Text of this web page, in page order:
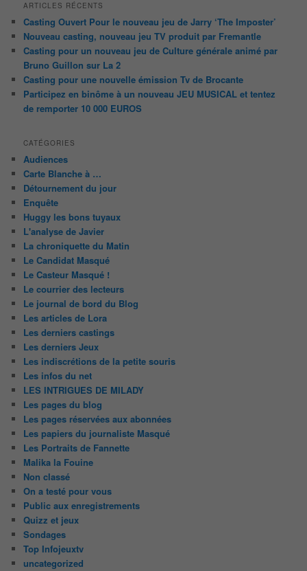
ARTICLES RÉCENTS
Casting Ouvert Pour le nouveau jeu de Jarry ‘The Imposter’
Nouveau casting, nouveau jeu TV produit par Fremantle
Casting pour un nouveau jeu de Culture générale animé par
Bruno Guillon sur La 2
Casting pour une nouvelle émission Tv de Brocante
Participez en binôme à un nouveau JEU MUSICAL et tentez
de remporter 10 000 EUROS
CATÉGORIES
Audiences
Carte Blanche à …
Détournement du jour
Enquête
Huggy les bons tuyaux
L'analyse de Javier
La chroniquette du Matin
Le Candidat Masqué
Le Casteur Masqué !
Le courrier des lecteurs
Le journal de bord du Blog
Les articles de Lora
Les derniers castings
Les derniers Jeux
Les indiscrétions de la petite souris
Les infos du net
LES INTRIGUES DE MILADY
Les pages du blog
Les pages réservées aux abonnées
Les papiers du journaliste Masqué
Les Portraits de Fannette
Malika la Fouine
Non classé
On a testé pour vous
Public aux enregistrements
Quizz et jeux
Sondages
Top Infojeuxtv
uncategorized